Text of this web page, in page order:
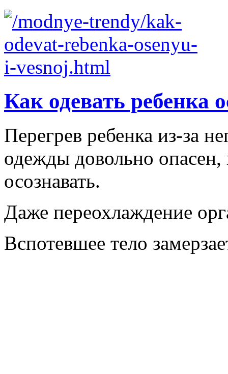
Как одевать ребенка
Перегрев ребенка из-за
одежды довольно
осознавать.
Даже переохлаждение
Вспотевшее тело